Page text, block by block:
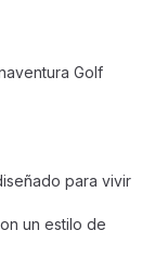
Golf
para vivir
un estilo de